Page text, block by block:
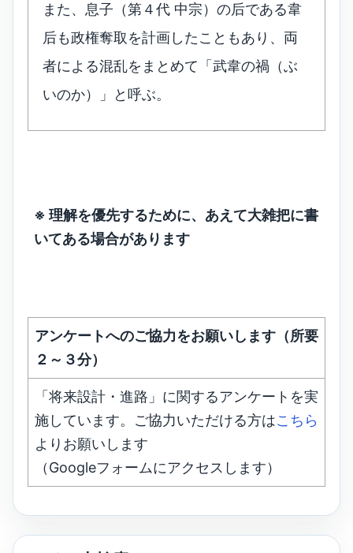
また、息子（第４代 中宗）の后である韋
后も政権奪取を計画したこともあり、両
者による混乱をまとめて「武韋の禍（ぶ
いのか）」と呼ぶ。
※ 理解を優先するために、あえて大雑把に書
いてある場合があります
アンケートへのご協力をお願いします（所要
２～３分）
「将来設計・進路」に関するアンケートを実
施しています。ご協力いただける方はこちら
よりお願いします
（Googleフォームにアクセスします）